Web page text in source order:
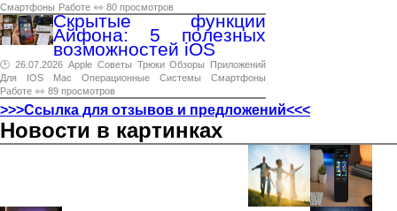
Смартфоны Работе 👀 80 просмотров
Скрытые функции
Айфона: 5 полезных
возможностей iOS
🕑 26.07.2026 Apple Советы Трюки Обзоры
Приложений
Для
IOS Mac Операционные Системы
Смартфоны
Работе 👀 89 просмотров
>>>Ссылка для отзывов и предложений<<<
Новости в картинках